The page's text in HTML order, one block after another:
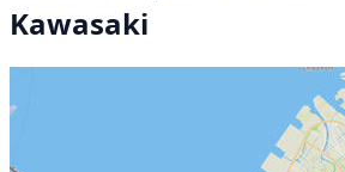
Kawasaki